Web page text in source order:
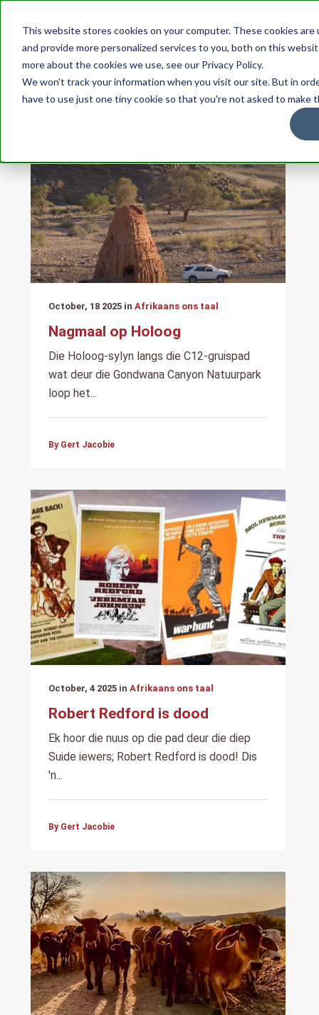
This website stores cookies on your computer. These cookies
and provide more personalized services to you, both on this
more about the cookies we use, see our Privacy Policy.
We won't track your information when you visit our site. But in
have to use just one tiny cookie so that you're not asked to make
October, 18 2025 in Afrikaans ons taal
Nagmaal op Holoog
Die Holoog-sylyn langs die C12-gruispad
wat deur die Gondwana Canyon Natuurpark
loop het...
By Gert Jacobie
October, 4 2025 in Afrikaans ons taal
Robert Redford is dood
Ek hoor die nuus op die pad deur die diep
Suide iewers; Robert Redford is dood! Dis
'n...
By Gert Jacobie